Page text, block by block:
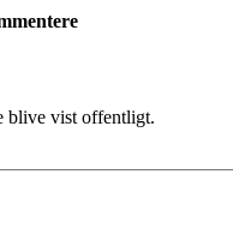
blive vist offentligt.